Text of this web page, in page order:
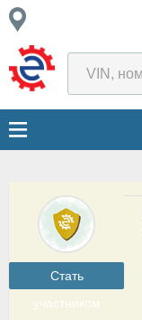
Cтать
участником